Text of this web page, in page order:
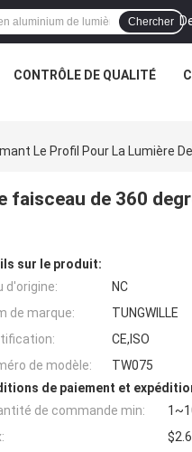
Chercher
CONTRÔLE DE QUALITÉ
Le Profil Pour La Lumière
faisceau de 360
sur le produit:
d'origine:
NC
de marque:
TUNGWILLE
CE,ISO
de modèle:
TW075
de paiement et
de commande min: